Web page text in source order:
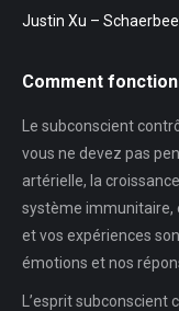
Justin Xu –
Comment
Le subconscient
vous ne devez pas
artérielle, la
système immunitaire,
et vos expériences
émotions et nos
L’esprit